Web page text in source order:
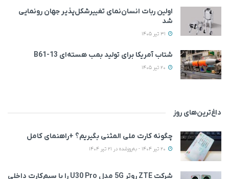
اولین ربات انسان‌نمای تغییرشکل‌پذیر جهان رونمایی
شد
شتاب آمریکا برای تولید بمب هسته‌ای B61-13
داغ‌ترین‌های روز
چگونه کارت ملی المثنی بگیریم؟ +راهنمای کامل
شرکت ZTE روتر 5G مدل U30 Pro را با سیم‌کارت داخلی